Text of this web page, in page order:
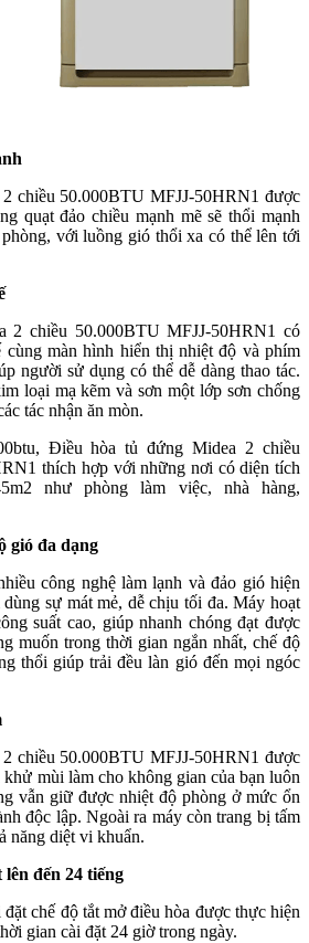
chiều 50.000BTU MFJJ-50HRN1 được
quạt đảo chiều mạnh mẽ sẽ thổi mạnh
với luồng gió thổi xa có thể lên tới
2 chiều 50.000BTU MFJJ-50HRN1 có
cùng màn hình hiển thị nhiệt độ và phím
người sử dụng có thể dễ dàng thao tác.
loại mạ kẽm và sơn một lớp sơn chống
tác nhận ăn mòn.
Điều hòa tủ đứng Midea 2 chiều
thích hợp với những nơi có diện tích
như phòng làm việc, nhà hàng,
gió đa dạng
công nghệ làm lạnh và đảo gió hiện
sự mát mẻ, dễ chịu tối đa. Máy hoạt
suất cao, giúp nhanh chóng đạt được
muốn trong thời gian ngắn nhất, chế độ
thổi giúp trải đều làn gió đến mọi ngóc
chiều 50.000BTU MFJJ-50HRN1 được
mùi làm cho không gian của bạn luôn
vẫn giữ được nhiệt độ phòng ở mức ổn
độc lập. Ngoài ra máy còn trang bị tấm
năng diệt vi khuẩn.
đến 24 tiếng
chế độ tắt mở điều hòa được thực hiện
gian cài đặt 24 giờ trong ngày.